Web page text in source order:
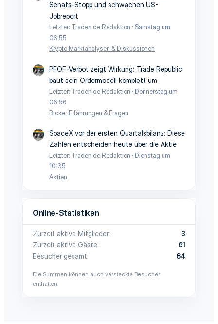
Senats-Stopp und schwachen US-
Jobreport
Letzter: Traden.de Redaktion
Samstag um
06:55
Krypto Marktanalysen & Diskussionen
PFOF-Verbot zeigt Wirkung: Trade Republic
baut sein Ordermodell komplett um
Letzter: Traden.de Redaktion
Donnerstag um
06:56
Broker Erfahrungen & Fragen
SpaceX vor der ersten Quartalsbilanz: Diese
Zahlen entscheiden heute über die Aktie
Letzter: Traden.de Redaktion
Dienstag um
10:35
Aktien
Online-Statistiken
Zurzeit aktive Mitglieder
3
Zurzeit aktive Gäste
61
Besucher gesamt
64
Die Summen können auch versteckte Besucher
enthalten.